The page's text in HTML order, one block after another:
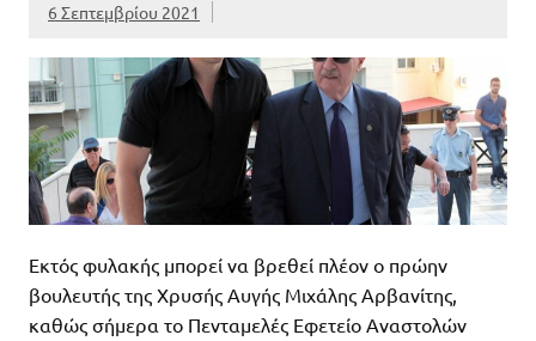
6 Σεπτεμβρίου 2021
Εκτός φυλακής μπορεί να βρεθεί πλέον ο πρώην
βουλευτής της Χρυσής Αυγής Μιχάλης Αρβανίτης,
καθώς σήμερα το Πενταμελές Εφετείο Αναστολών